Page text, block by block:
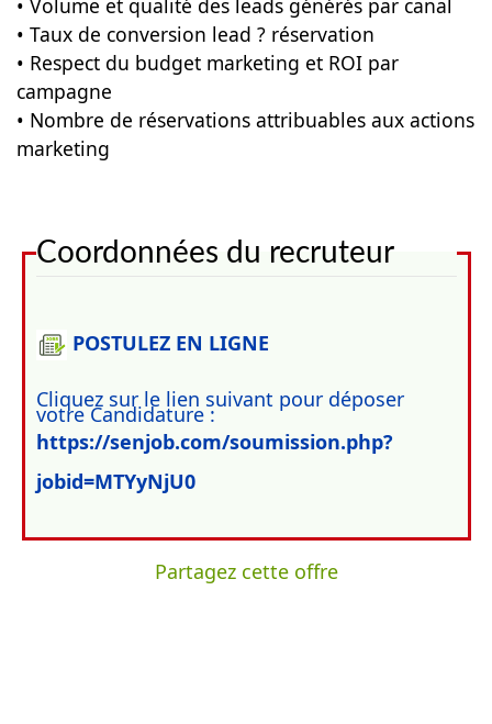
• Volume et qualité des leads générés par canal
• Taux de conversion lead ? réservation
• Respect du budget marketing et ROI par
campagne
• Nombre de réservations attribuables aux actions
marketing
Coordonnées du recruteur
POSTULEZ EN LIGNE
Cliquez sur le lien suivant pour déposer
votre Candidature :
https://senjob.com/soumission.php?
jobid=MTYyNjU0
Partagez cette offre